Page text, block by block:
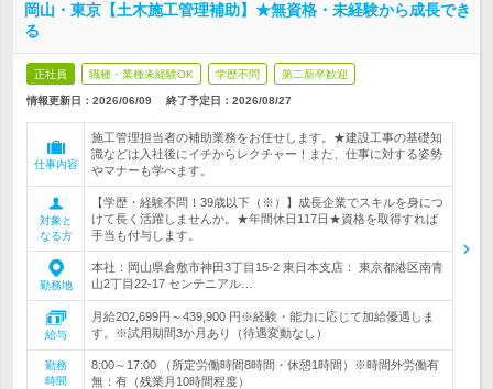
岡山・東京【土木施工管理補助】★無資格・未経験から成長でき
る
正社員 職種・業種未経験OK 学歴不問 第二新卒歓迎
情報更新日：2026/06/09 終了予定日： 2026/08/27
仕事内容
施工管理担当者の補助業務をお任せします。★建設工事の基礎知
識などは入社後にイチからレクチャー！また、仕事に対する姿勢
やマナーも学べます。
対象と
なる方
【学歴・経験不問！39歳以下（※）】成長企業でスキルを身につ
けて長く活躍しませんか。★年間休日117日★資格を取得すれば
手当も付与します。
勤務地
本社：岡山県倉敷市神田3丁目15-2 東日本支店： 東京都港区南青
山2丁目22-17 センテニアル…
給与
月給202,699円～439,900 円※経験・能力に応じて加給優遇しま
す。※試用期間3か月あり（待遇変動なし）
勤務
時間
8:00～17:00 （所定労働時間8時間・休憩1時間）※時間外労働有
無：有（残業月10時間程度）